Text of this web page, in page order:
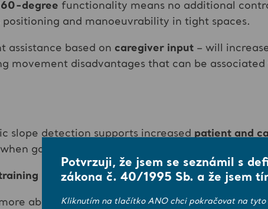
degree functionality means no additional
positioning and manoeuvrability in tight spaces.
assistance based on caregiver input – will
movement disadvantages that can be
slope detection supports increased patient and
going up slopes, and up to 70% when moving
requirement supports integration into
more about IndiGo in action, watch the Demo
Potvrzuji, že jsem se seznámil s
zákona č. 40/1995 Sb. a že jsem
Kliknutím na tlačítko ANO chci pokračovat na tyto